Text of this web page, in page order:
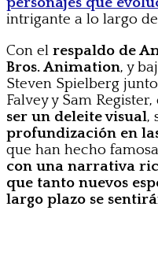
intrigante a lo largo
Con el respaldo de
Bros. Animation, y
Steven Spielberg
Falvey y Sam
ser un deleite visual,
profundización en
que han hecho
con una narrativa
que tanto nuevos
largo plazo se